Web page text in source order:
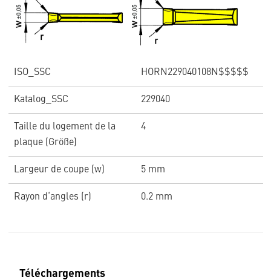
ISO_SSC HORN229040108N$$$$$
Katalog_SSC 229040
Taille du logement de la
plaque (Größe)
4
Largeur de coupe (w) 5 mm
Rayon d‘angles (r) 0.2 mm
Téléchargements